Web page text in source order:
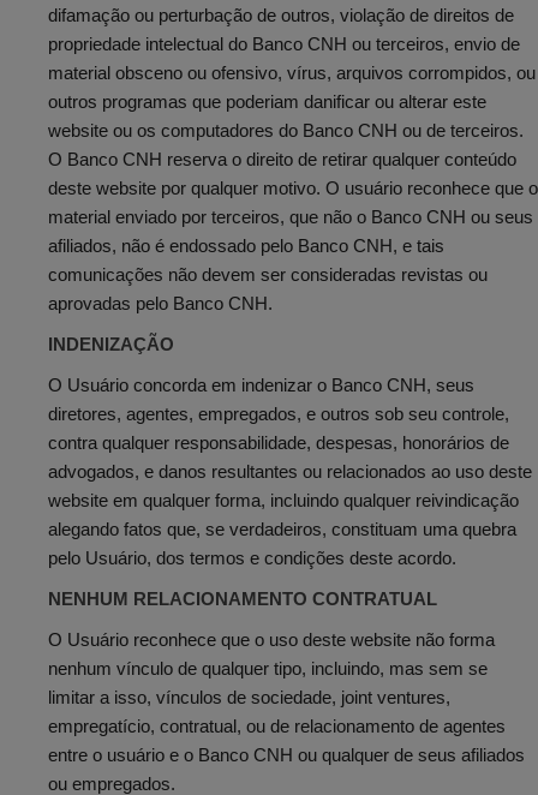
difamação ou perturbação de outros, violação de direitos de
propriedade intelectual do Banco CNH ou terceiros, envio de
material obsceno ou ofensivo, vírus, arquivos corrompidos, ou
outros programas que poderiam danificar ou alterar este
website ou os computadores do Banco CNH ou de terceiros.
O Banco CNH reserva o direito de retirar qualquer conteúdo
deste website por qualquer motivo. O usuário reconhece que o
material enviado por terceiros, que não o Banco CNH ou seus
afiliados, não é endossado pelo Banco CNH, e tais
comunicações não devem ser consideradas revistas ou
aprovadas pelo Banco CNH.
INDENIZAÇÃO
O Usuário concorda em indenizar o Banco CNH, seus
diretores, agentes, empregados, e outros sob seu controle,
contra qualquer responsabilidade, despesas, honorários de
advogados, e danos resultantes ou relacionados ao uso deste
website em qualquer forma, incluindo qualquer reivindicação
alegando fatos que, se verdadeiros, constituam uma quebra
pelo Usuário, dos termos e condições deste acordo.
NENHUM RELACIONAMENTO CONTRATUAL
O Usuário reconhece que o uso deste website não forma
nenhum vínculo de qualquer tipo, incluindo, mas sem se
limitar a isso, vínculos de sociedade, joint ventures,
empregatício, contratual, ou de relacionamento de agentes
entre o usuário e o Banco CNH ou qualquer de seus afiliados
ou empregados.